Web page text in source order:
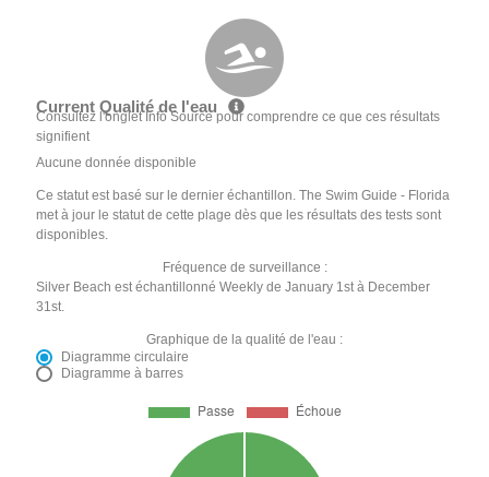
Current Qualité de l'eau
Consultez l'onglet Info Source pour comprendre ce que ces résultats
signifient
Aucune donnée disponible
Ce statut est basé sur le dernier échantillon. The Swim Guide - Florida
met à jour le statut de cette plage dès que les résultats des tests sont
disponibles.
Fréquence de surveillance :
Silver Beach est échantillonné Weekly de January 1st à December
31st.
Graphique de la qualité de l'eau :
Diagramme circulaire
Diagramme à barres